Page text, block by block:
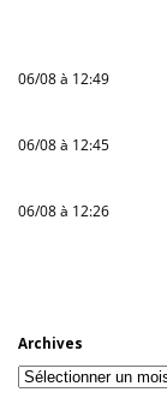
06/08 à 12:49
06/08 à 12:45
06/08 à 12:26
Archives
Archives